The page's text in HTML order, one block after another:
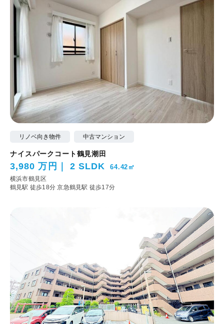
リノベ向き物件 中古マンション
ナイスパークコート鶴見潮田
3,980 万円 2 SLDK 64.42㎡
横浜市鶴見区
鶴見駅 徒歩18分京急鶴見駅 徒歩17分